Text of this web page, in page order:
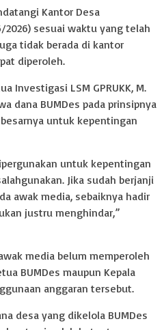
Kantor Desa
2026) sesuai waktu yang telah
tidak berada di kantor
diperoleh.
Investigasi LSM GPRUKK, M.
dana BUMDes pada prinsipnya
untuk kepentingan
untuk kepentingan
Jika sudah berjanji
awak media, sebaiknya hadir
justru menghindar,”
media belum memperoleh
BUMDes maupun Kepala
anggaran tersebut.
desa yang dikelola BUMDes